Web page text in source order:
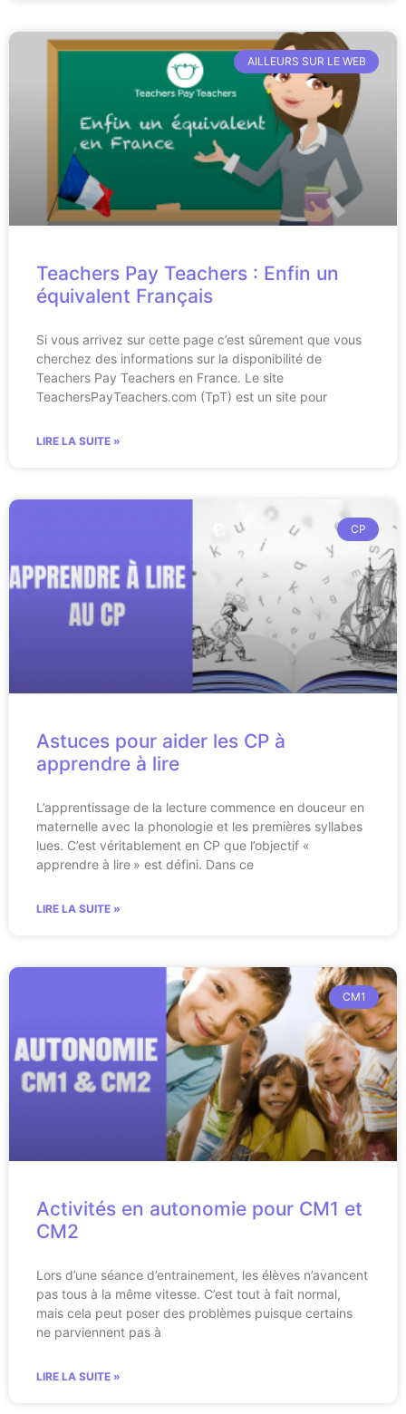
AILLEURS SUR LE WEB
Teachers Pay Teachers : Enfin un
équivalent Français
Si vous arrivez sur cette page c’est sûrement que vous
cherchez des informations sur la disponibilité de
Teachers Pay Teachers en France. Le site
TeachersPayTeachers.com (TpT) est un site pour
LIRE LA SUITE »
CP
Astuces pour aider les CP à
apprendre à lire
L’apprentissage de la lecture commence en douceur en
maternelle avec la phonologie et les premières syllabes
lues. C’est véritablement en CP que l’objectif «
apprendre à lire » est défini. Dans ce
LIRE LA SUITE »
CM1
Activités en autonomie pour CM1 et
CM2
Lors d’une séance d’entrainement, les élèves n’avancent
pas tous à la même vitesse. C’est tout à fait normal,
mais cela peut poser des problèmes puisque certains
ne parviennent pas à
LIRE LA SUITE »